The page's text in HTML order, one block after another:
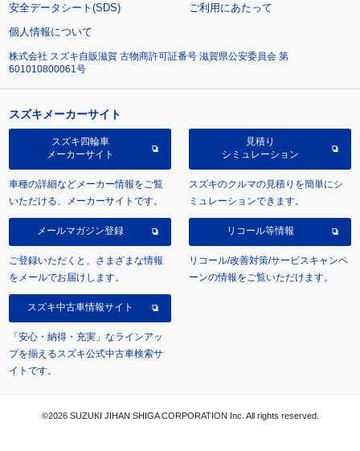
安全データシート(SDS)
ご利用にあたって
個人情報について
株式会社 スズキ自販滋賀 古物商許可証番号 滋賀県公安委員会 第
601010800061号
スズキメーカーサイト
スズキ四輪車
メーカーサイト
車種の詳細などメーカー情報をご覧
いただける、メーカーサイトです。
見積り
シミュレーション
スズキのクルマの見積りを簡単にシ
ミュレーションできます。
メールマガジン登録
ご登録いただくと、さまざまな情報
をメールでお届けします。
リコール等情報
リコール/改善対策/サービスキャンペ
ーンの情報をご覧いただけます。
スズキ中古車情報サイト
「安心・納得・充実」なラインアッ
プを揃えるスズキ公式中古車検索サ
イトです。
©2026 SUZUKI JIHAN SHIGA CORPORATION Inc. All rights reserved.